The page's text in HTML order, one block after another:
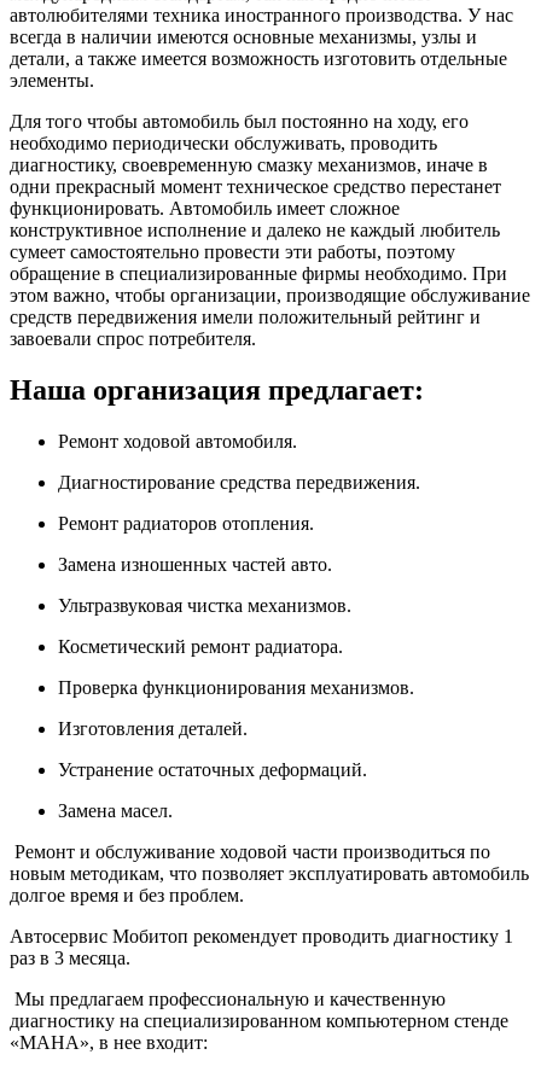
автолюбителями техника иностранного производства. У нас
всегда в наличии имеются основные механизмы, узлы и
детали, а также имеется возможность изготовить отдельные
элементы.
Для того чтобы автомобиль был постоянно на ходу, его
необходимо периодически обслуживать, проводить
диагностику, своевременную смазку механизмов, иначе в
одни прекрасный момент техническое средство перестанет
функционировать. Автомобиль имеет сложное
конструктивное исполнение и далеко не каждый любитель
сумеет самостоятельно провести эти работы, поэтому
обращение в специализированные фирмы необходимо. При
этом важно, чтобы организации, производящие обслуживание
средств передвижения имели положительный рейтинг и
завоевали спрос потребителя.
Наша организация предлагает:
Ремонт ходовой автомобиля.
Диагностирование средства передвижения.
Ремонт радиаторов отопления.
Замена изношенных частей авто.
Ультразвуковая чистка механизмов.
Косметический ремонт радиатора.
Проверка функционирования механизмов.
Изготовления деталей.
Устранение остаточных деформаций.
Замена масел.
Ремонт и обслуживание ходовой части производиться по
новым методикам, что позволяет эксплуатировать автомобиль
долгое время и без проблем.
Автосервис Мобитоп рекомендует проводить диагностику 1
раз в 3 месяца.
Мы предлагаем профессиональную и качественную
диагностику на специализированном компьютерном стенде
«MAHA», в нее входит: